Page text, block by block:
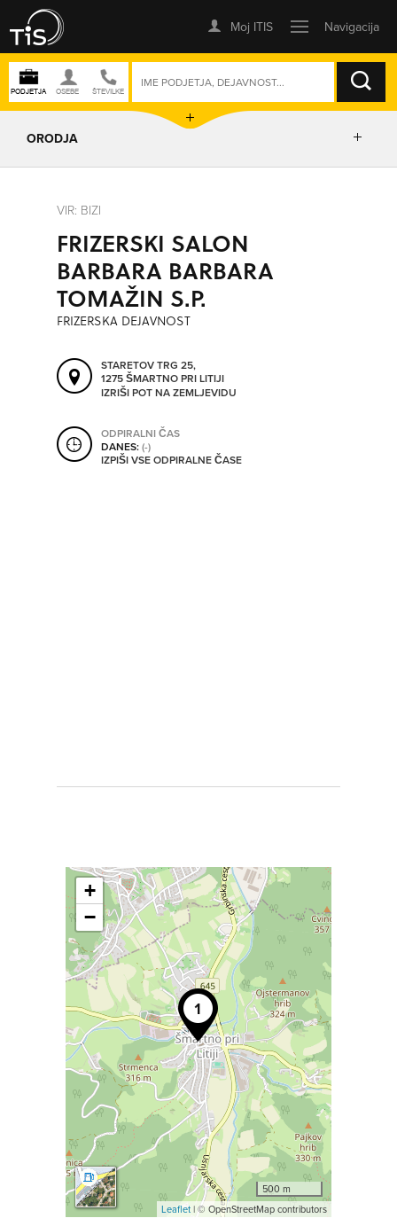
ISKANJE
ORODJA
IZRIŠI POT
POŠLJI SMS
ORODJA
VIR: BIZI
FRIZERSKI SALON
BARBARA BARBARA
TOMAŽIN S.P.
FRIZERSKA DEJAVNOST
STARETOV TRG 25,
1275 ŠMARTNO PRI LITIJI
IZRIŠI POT NA ZEMLJEVIDU
ODPIRALNI ČAS
DANES:(-)
IZPIŠI VSE ODPIRALNE ČASE
+
−
500 m
Leaflet| © OpenStreetMap contributors